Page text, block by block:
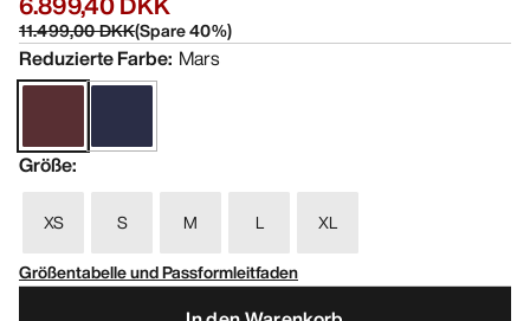
11.499,00 DKK(Spare40%)
Reduzierte Farbe: Mars
Größe:
XS S M L
XL
Größentabelle und Passformleitfaden